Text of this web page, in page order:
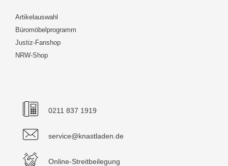
Artikelauswahl
Büromöbelprogramm
Justiz-Fanshop
NRW-Shop
0211 837 1919
service@knastladen.de
Online-Streitbeilegung